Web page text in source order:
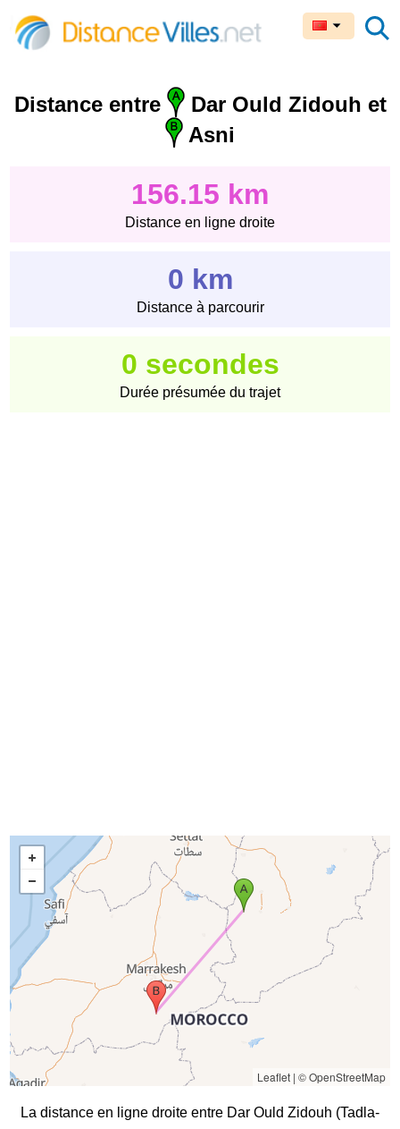
Distance entre
Dar Ould Zidouh et
Asni
156.15 km
Distance en ligne droite
0 km
Distance à parcourir
0 secondes
Durée présumée du trajet
Leaflet| © OpenStreetMap
La distance en ligne droite entre Dar Ould Zidouh (Tadla-